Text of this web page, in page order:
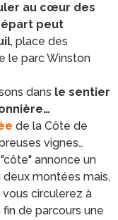
au cœur des
peut
, place des
le parc Winston
dans le sentier
de la Côte de
vignes…
annonce un
deux montées mais,
circulerez à
de parcours une